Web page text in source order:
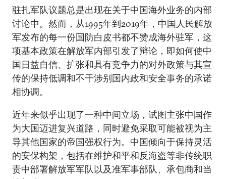
驻扎军队议题总是出现在关于中国海外业务的内部
讨论中。然而，从1995年到2019年，中国人民解放
军发布的每一份国防白皮书都不赞成海外驻军，这
项基本政策在解放军内部引发了辩论，即如何使中
国日益自信、扩张和具有竞争力的对外政策与其宣
传的保持低调和不干涉别国内政和安全事务的承诺
相协调。
近年来似乎出现了一种中间立场，试图主张中国作
为大国迈进复兴道路，同时避免采取可能被视为主
导其他国家的帝国强权行为。中国倾向于保持灵活
的安保构架，包括在维护和平和反海盗等非传统职
责中部署解放军军队以及准军事部队、承包商和当